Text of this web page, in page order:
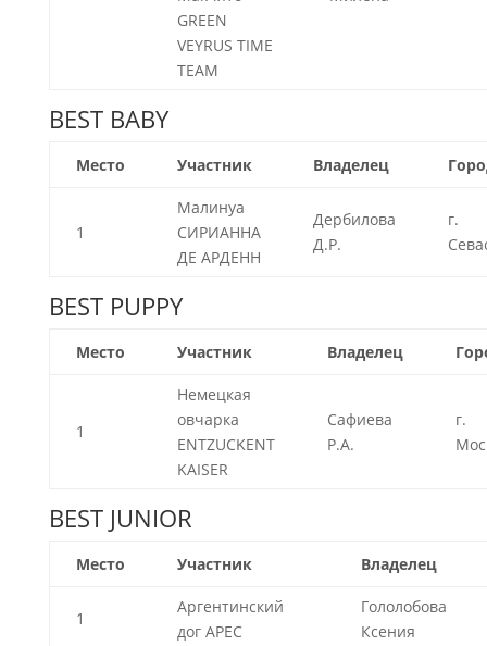
GREEN
VEYRUS TIME
TEAM
BEST BABY
Место Участник Владелец
1
Малинуа
СИРИАННА
ДЕ АРДЕНН
Дербилова
Д.Р.
г.
BEST PUPPY
Место Участник Владелец
1
Немецкая
овчарка
ENTZUCKENT
KAISER
Сафиева
Р.А.
г.
BEST JUNIOR
Место Участник Владелец
1
Аргентинский
дог АРЕС
Гололобова
Ксения